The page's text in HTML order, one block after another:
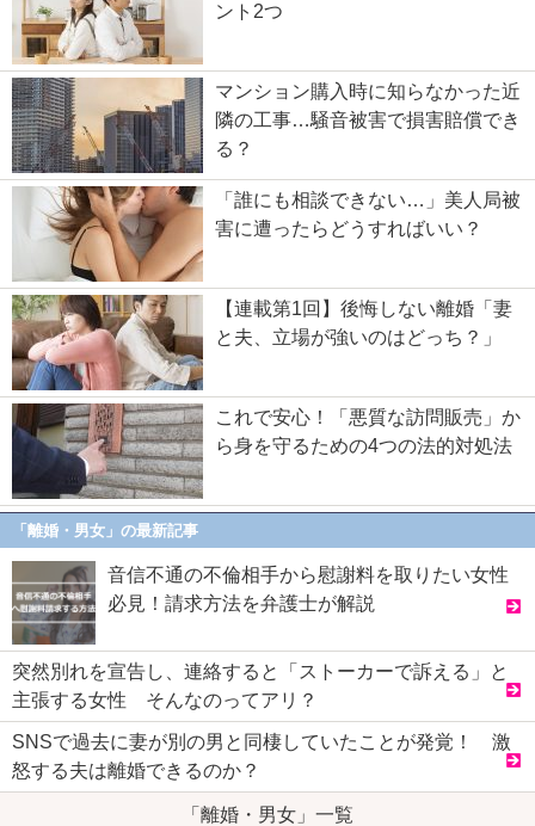
ント2つ
マンション購入時に知らなかった近
隣の工事…騒音被害で損害賠償でき
る？
「誰にも相談できない…」美人局被
害に遭ったらどうすればいい？
【連載第1回】後悔しない離婚「妻
と夫、立場が強いのはどっち？」
これで安心！「悪質な訪問販売」か
ら身を守るための4つの法的対処法
「離婚・男女」の最新記事
音信不通の不倫相手から慰謝料を取りたい女性
必見！請求方法を弁護士が解説
突然別れを宣告し、連絡すると「ストーカーで訴える」と
主張する女性 そんなのってアリ？
SNSで過去に妻が別の男と同棲していたことが発覚！ 激
怒する夫は離婚できるのか？
「離婚・男女」一覧